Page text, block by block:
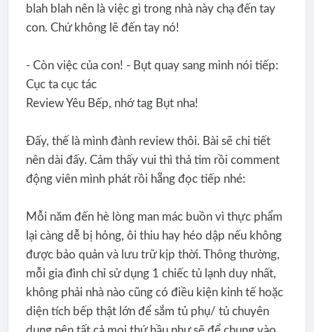
blah blah nên là việc gì trong nhà này chạ đến tay
con. Chứ không lẽ đến tay nó!
- Còn việc của con! - Bụt quay sang mình nói tiếp:
Cục ta cục tác
Review Yêu Bếp, nhớ tag Bụt nha!
Đấy, thế là mình đành review thôi. Bài sẽ chi tiết
nên dài đấy. Cảm thấy vui thì thả tim rồi comment
động viên mình phát rồi hẵng đọc tiếp nhé:
Mỗi năm đến hè lòng man mác buồn vì thực phẩm
lại càng dễ bị hỏng, ôi thiu hay héo dập nếu không
được bảo quản và lưu trữ kịp thời. Thông thường,
mỗi gia đình chỉ sử dụng 1 chiếc tủ lạnh duy nhất,
không phải nhà nào cũng có điều kiện kinh tế hoặc
diện tích bếp thật lớn để sắm tủ phụ/ tủ chuyên